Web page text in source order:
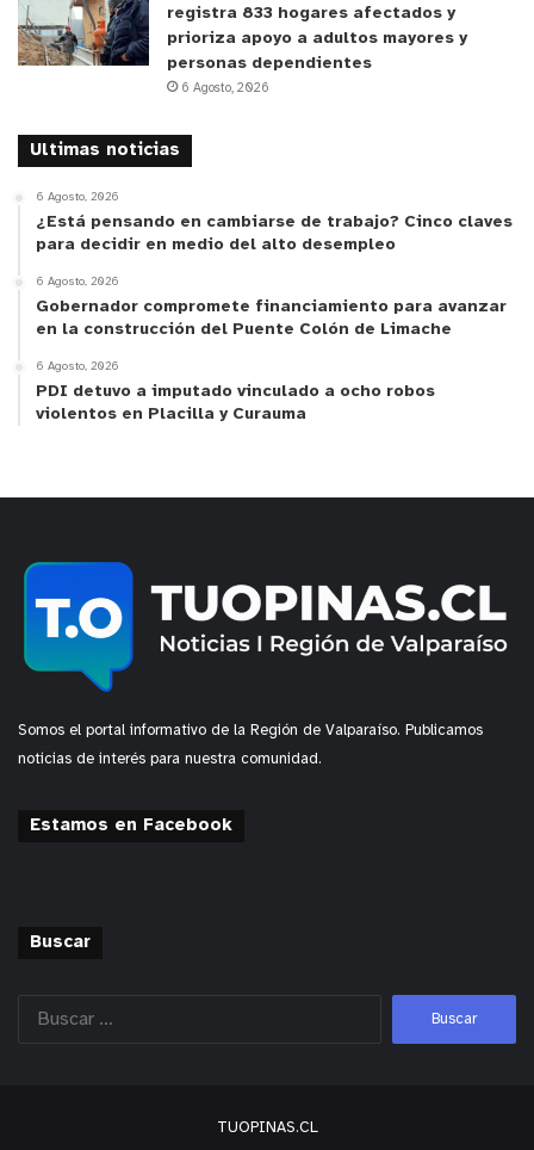
registra 833 hogares afectados y
prioriza apoyo a adultos mayores y
personas dependientes
6 Agosto, 2026
Ultimas noticias
6 Agosto, 2026
¿Está pensando en cambiarse de trabajo? Cinco claves
para decidir en medio del alto desempleo
6 Agosto, 2026
Gobernador compromete financiamiento para avanzar
en la construcción del Puente Colón de Limache
6 Agosto, 2026
PDI detuvo a imputado vinculado a ocho robos
violentos en Placilla y Curauma
Somos el portal informativo de la Región de Valparaíso. Publicamos
noticias de interés para nuestra comunidad.
Estamos en Facebook
Buscar
TUOPINAS.CL